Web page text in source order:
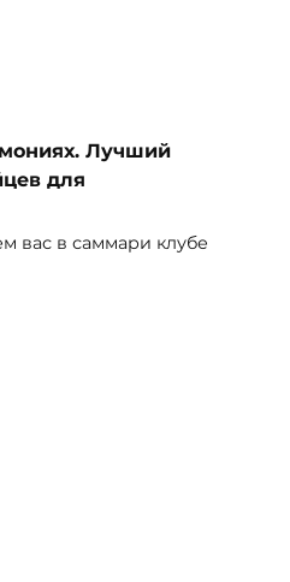
Лучший
для
вас в саммари клубе